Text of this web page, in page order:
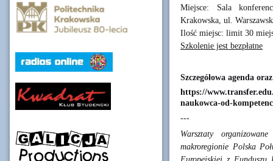
Miejsce: Sala
Krakowska, ul.
Ilość miejsc: limit 30
Szkolenie jest bezpłatne
Szczegółowa agenda
https://
naukowca-od-
---
Warsztaty
makroregionie Polska